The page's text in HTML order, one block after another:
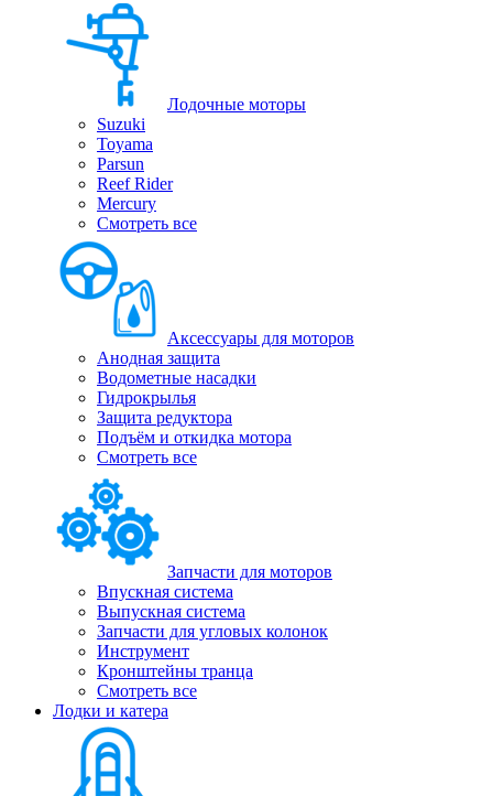
Лодочные моторы
Suzuki
Toyama
Parsun
Reef Rider
Mercury
Смотреть все
Аксессуары для моторов
Анодная защита
Водометные насадки
Гидрокрылья
Защита редуктора
Подъём и откидка мотора
Смотреть все
Запчасти для моторов
Впускная система
Выпускная система
Запчасти для угловых колонок
Инструмент
Кронштейны транца
Смотреть все
Лодки и катера